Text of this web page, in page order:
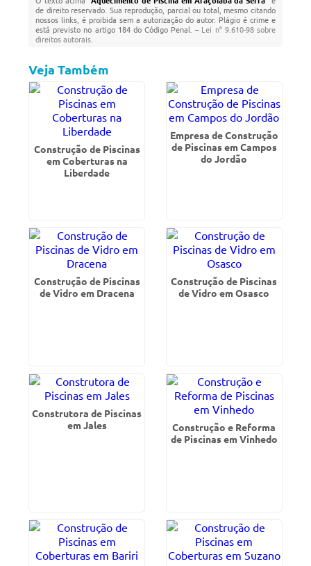
de direito reservado. Sua reprodução, parcial ou total, mesmo citando
nossos links, é proibida sem a autorização do autor. Plágio é crime e
está previsto no artigo 184 do Código Penal. – Lei n° 9.610-98 sobre
direitos autorais
Veja Também
Construção de Piscinas
em Coberturas na
Liberdade
Empresa de Construção
de Piscinas em Campos
do Jordão
Construção de Piscinas
de Vidro em Dracena
Construção de Piscinas
de Vidro em Osasco
Construtora de Piscinas
em Jales
Construção e Reforma
de Piscinas em Vinhedo